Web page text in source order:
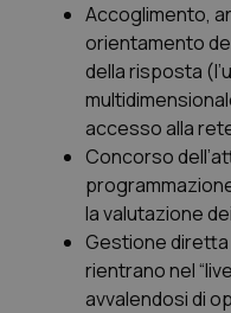
Salute orale &
Sangue &
Tiroide
Tumore al seno
Tumore ovarico
Accoglimento,
orientamento
della risposta
accesso alla
Concorso
la valutazione
Gestione
rientrano nel “
avvalendosi di